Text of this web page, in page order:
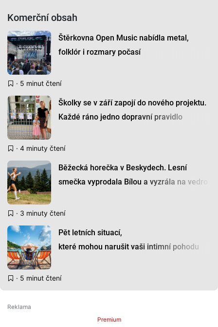
Komerční obsah
Štěrkovna Open Music nabídla metal,
folklór i rozmary počasí
· 5 minut čtení
Školky se v září zapojí do nového projektu.
Každé ráno jedno dopravní pravidlo
· 4 minuty čtení
Běžecká horečka v Beskydech. Lesní
smečka vyprodala Bílou a vyzrála na vedro
· 3 minuty čtení
Pět letních situací,
které mohou narušit vaši intimní pohodu
· 5 minut čtení
Premium